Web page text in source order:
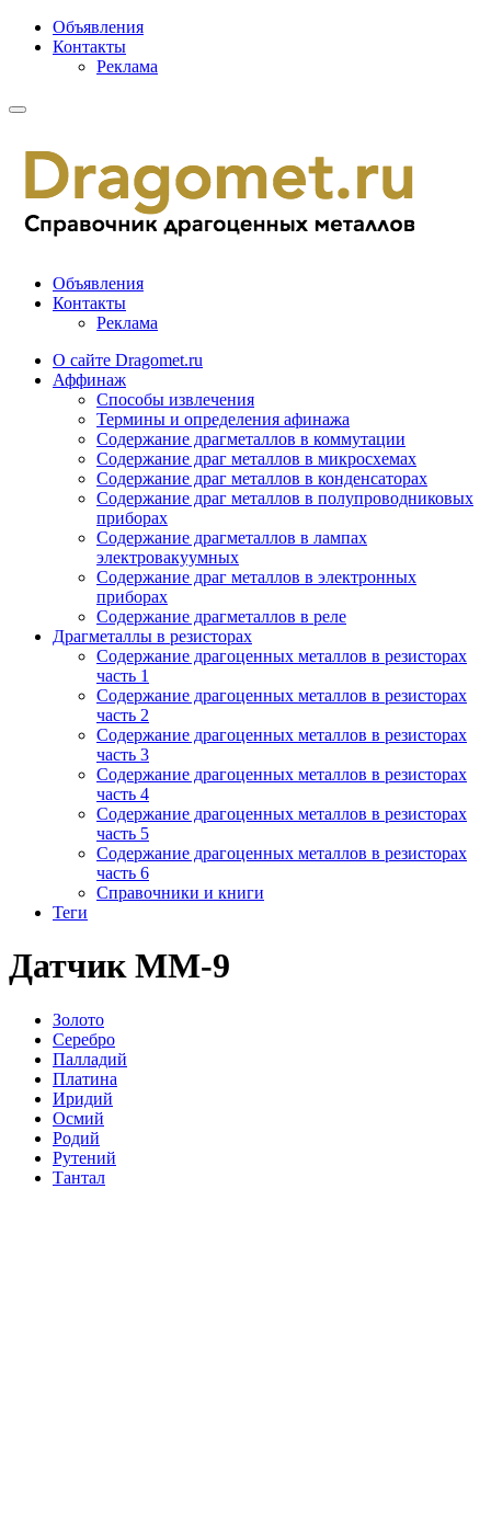
Объявления
Контакты
Реклама
Объявления
Контакты
Реклама
О сайте Dragomet.ru
Аффинаж
Способы извлечения
Термины и определения афинажа
Содержание драгметаллов в коммутации
Содержание драг металлов в микросхемах
Содержание драг металлов в конденсаторах
Содержание драг металлов в полупроводниковых
приборах
Содержание драгметаллов в лампах
электровакуумных
Содержание драг металлов в электронных
приборах
Содержание драгметаллов в реле
Драгметаллы в резисторах
Содержание драгоценных металлов в резисторах
часть 1
Содержание драгоценных металлов в резисторах
часть 2
Содержание драгоценных металлов в резисторах
часть 3
Содержание драгоценных металлов в резисторах
часть 4
Содержание драгоценных металлов в резисторах
часть 5
Содержание драгоценных металлов в резисторах
часть 6
Справочники и книги
Теги
Датчик ММ-9
Золото
Серебро
Палладий
Платина
Иридий
Осмий
Родий
Рутений
Тантал